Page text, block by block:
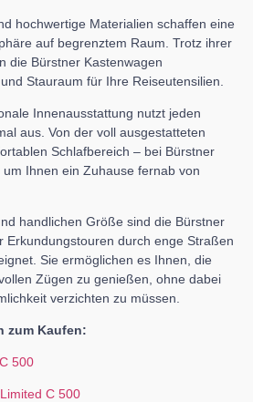
hochwertige Materialien schaffen eine
auf begrenztem Raum. Trotz ihrer
die Bürstner Kastenwagen
Stauraum für Ihre Reiseutensilien.
Innenausstattung nutzt jeden
aus. Von der voll ausgestatteten
Schlafbereich – bei Bürstner
Ihnen ein Zuhause fernab von
handlichen Größe sind die Bürstner
Erkundungstouren durch enge Straßen
Sie ermöglichen es Ihnen, die
Zügen zu genießen, ohne dabei
verzichten zu müssen.
zum Kaufen:
500
C 500